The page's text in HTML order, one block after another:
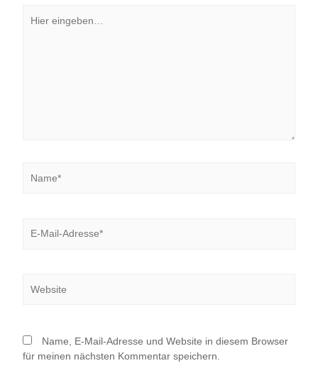
eingeben…
Mail-
Name, E-Mail-Adresse und Website in diesem Browser
für meinen nächsten Kommentar speichern.